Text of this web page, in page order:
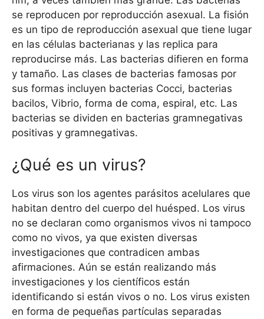
se reproducen por reproducción asexual. La fisión
es un tipo de reproducción asexual que tiene lugar
en las células bacterianas y las replica para
reproducirse más. Las bacterias difieren en forma
y tamaño. Las clases de bacterias famosas por
sus formas incluyen bacterias Cocci, bacterias
bacilos, Vibrio, forma de coma, espiral, etc. Las
bacterias se dividen en bacterias gramnegativas
positivas y gramnegativas.
¿Qué es un virus?
Los virus son los agentes parásitos acelulares que
habitan dentro del cuerpo del huésped. Los virus
no se declaran como organismos vivos ni tampoco
como no vivos, ya que existen diversas
investigaciones que contradicen ambas
afirmaciones. Aún se están realizando más
investigaciones y los científicos están
identificando si están vivos o no. Los virus existen
en forma de pequeñas partículas separadas